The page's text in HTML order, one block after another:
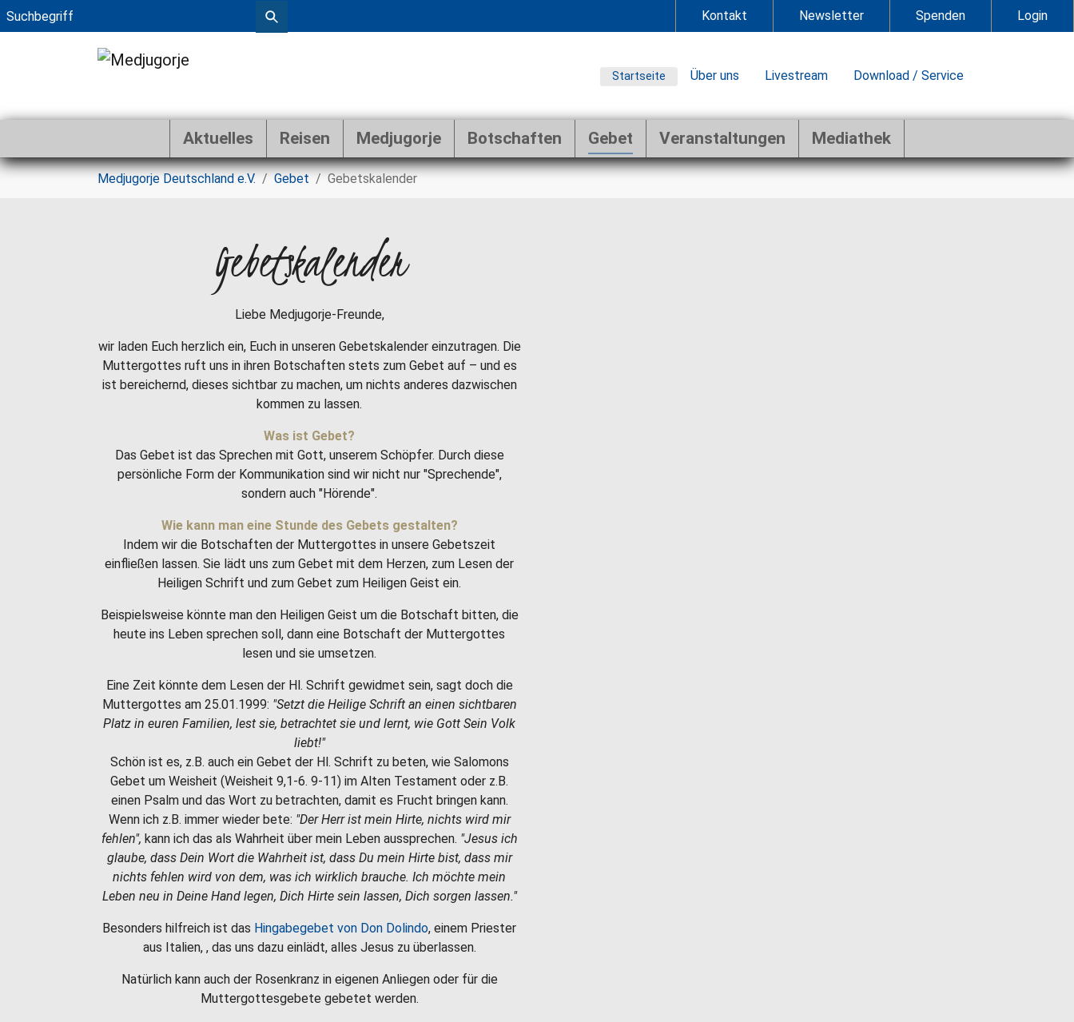
Zum Hauptinhalt springen
Kontakt Newsletter Spenden Login
Startseite Über uns Livestream Download / Service
Aktuelles Reisen Medjugorje Botschaften Gebet Veranstaltungen Mediathek
Sie sind hier:
Medjugorje Deutschland e.V. Gebet Gebetskalender
Gebetskalender
Liebe Medjugorje-Freunde,
wir laden Euch herzlich ein, Euch in unseren Gebetskalender einzutragen. Die
Muttergottes ruft uns in ihren Botschaften stets zum Gebet auf – und es
ist bereichernd, dieses sichtbar zu machen, um nichts anderes dazwischen
kommen zu lassen.
Was ist Gebet?
Das Gebet ist das Sprechen mit Gott, unserem Schöpfer. Durch diese
persönliche Form der Kommunikation sind wir nicht nur "Sprechende",
sondern auch "Hörende".
Wie kann man eine Stunde des Gebets gestalten?
Indem wir die Botschaften der Muttergottes in unsere Gebetszeit
einfließen lassen. Sie lädt uns zum Gebet mit dem Herzen, zum Lesen der
Heiligen Schrift und zum Gebet zum Heiligen Geist ein.
Beispielsweise könnte man den Heiligen Geist um die Botschaft bitten, die
heute ins Leben sprechen soll, dann eine Botschaft der Muttergottes
lesen und sie umsetzen.
Eine Zeit könnte dem Lesen der Hl. Schrift gewidmet sein, sagt doch die
Muttergottes am 25.01.1999: "Setzt die Heilige Schrift an einen sichtbaren
Platz in euren Familien, lest sie, betrachtet sie und lernt, wie Gott Sein Volk
liebt!"
Schön ist es, z.B. auch ein Gebet der Hl. Schrift zu beten, wie Salomons
Gebet um Weisheit (Weisheit 9,1-6. 9-11) im Alten Testament oder z.B.
einen Psalm und das Wort zu betrachten, damit es Frucht bringen kann.
Wenn ich z.B. immer wieder bete: "Der Herr ist mein Hirte, nichts wird mir
fehlen", kann ich das als Wahrheit über mein Leben aussprechen. "Jesus ich
glaube, dass Dein Wort die Wahrheit ist, dass Du mein Hirte bist, dass mir
nichts fehlen wird von dem, was ich wirklich brauche. Ich möchte mein
Leben neu in Deine Hand legen, Dich Hirte sein lassen, Dich sorgen lassen."
Besonders hilfreich ist das Hingabegebet von Don Dolindo, einem Priester
aus Italien, , das uns dazu einlädt, alles Jesus zu überlassen.
Natürlich kann auch der Rosenkranz in eigenen Anliegen oder für die
Muttergottesgebete gebetet werden.